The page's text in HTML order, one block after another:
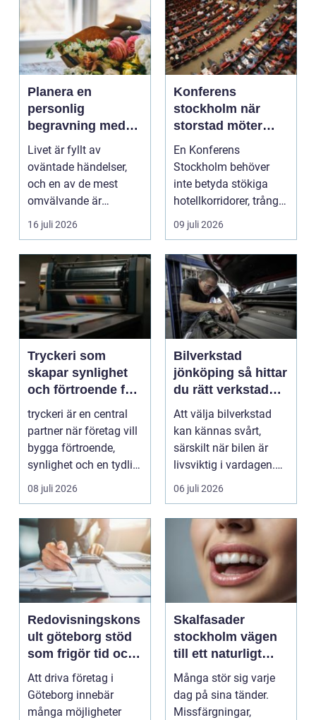
Planera en
personlig
begravning med
hjälp av en
begravningsbyrå
Livet är fyllt av
oväntade händelser,
och en av de mest
omvälvande är
n&aum...
16 juli 2026
Konferens
stockholm när
storstad möter
rofylld landsbygd
En Konferens
Stockholm behöver
inte betyda stökiga
hotellkorridorer, trånga
mötesrum och brus
från c...
09 juli 2026
Tryckeri som
skapar synlighet
och förtroende för
ditt företag
tryckeri är en central
partner när företag vill
bygga förtroende,
synlighet och en tydlig
profil i a...
08 juli 2026
Bilverkstad
jönköping så hittar
du rätt verkstad
för din bil
Att välja bilverkstad
kan kännas svårt,
särskilt när bilen är
livsviktig i vardagen.
För många biläg...
06 juli 2026
Redovisningskons
ult göteborg stöd
som frigör tid och
skapar kontroll
Att driva företag i
Göteborg innebär
många möjligheter
Skalfasader
stockholm vägen
till ett naturligt
vackert leende
Många stör sig varje
dag på sina tänder.
Missfärgningar,